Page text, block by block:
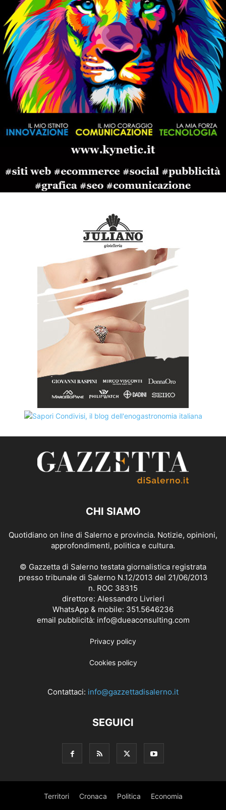
CHI SIAMO
Quotidiano on line di Salerno e provincia. Notizie, opinioni,
approfondimenti, politica e cultura.
© Gazzetta di Salerno testata giornalistica registrata
presso tribunale di Salerno N.12/2013 del 21/06/2013
n. ROC 38315
direttore: Alessandro Livrieri
WhatsApp & mobile: 351.5646236
email pubblicità: info@dueaconsulting.com
Privacy policy
Cookies policy
Contattaci: info@gazzettadisalerno.it
SEGUICI
Territori Cronaca Politica Economia